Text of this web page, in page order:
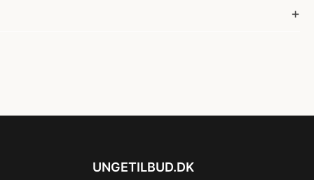
UNGETILBUD.DK